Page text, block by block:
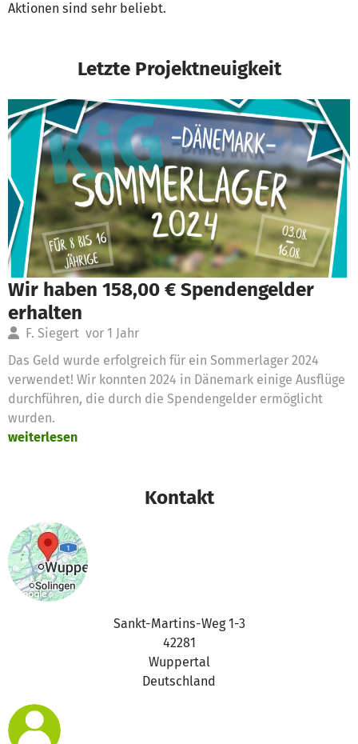
Aktionen sind sehr beliebt.
Letzte Projektneuigkeit
Wir haben 158,00 € Spendengelder
erhalten
F. Siegert vor 1 Jahr
Das Geld wurde erfolgreich für ein Sommerlager 2024
verwendet! Wir konnten 2024 in Dänemark einige Ausflüge
durchführen, die durch die Spendengelder ermöglicht
wurden.
weiterlesen
Kontakt
Sankt-Martins-Weg 1-3
42281
Wuppertal
Deutschland